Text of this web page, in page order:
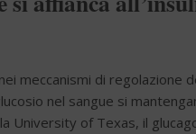
meccanismi di regolazione
nel sangue si
University of Texas, il